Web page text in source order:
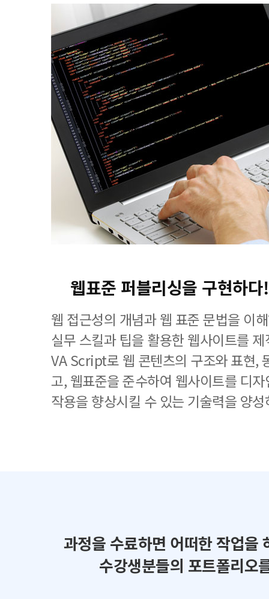
웹표준 퍼블리싱을 구현하다!
웹 접근성의 개념과 웹 표준 문법을 이
실무 스킬과 팁을 활용한 웹사이트를
VA Script로 웹 콘텐츠의 구조와 표현,
고, 웹표준을 준수하여 웹사이트를 디
작용을 향상시킬 수 있는 기술력을 양
과정을 수료하면 어떠한 작업을
수강생분들의 포트폴리오